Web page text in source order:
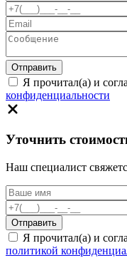
Я прочитал(а) и
конфиденциальности
Уточнить
Наш специалист
Я прочитал(а) и
политикой